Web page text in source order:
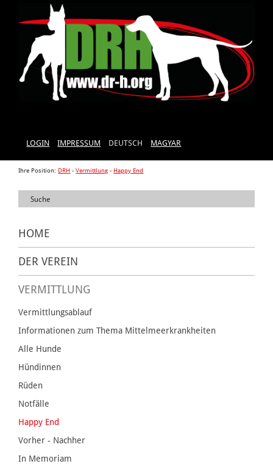
LOGIN IMPRESSUM DEUTSCH MAGYAR
Ihre Position: DRH -Vermittlung - Happy End
HOME
DER VEREIN
VERMITTLUNG
Vermittlungsablauf
Informationen zum Thema Mittelmeerkrankheiten
Alle Hunde
Hündinnen
Rüden
Notfälle
Happy End
Vorher - Nachher
In Memoriam